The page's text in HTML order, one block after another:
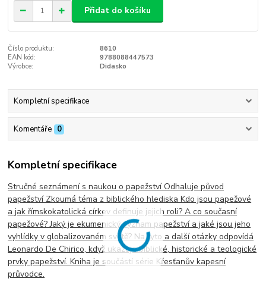
Přidat do košíku
Číslo produktu:
8610
EAN kód:
9788088447573
Výrobce:
Didasko
Kompletní specifikace
Komentáře 0
Kompletní specifikace
Stručné seznámení s naukou o papežství Odhaluje původ
papežství Zkoumá téma z biblického hlediska Kdo jsou papežové
a jak římskokatolická církev definuje jejich roli? A co současní
papežové? Jaký je ekumenický význam papežství a jaké jsou jeho
vyhlídky v globalizovaném světě? Na tyto a další otázky odpovídá
Leonardo De Chirico, když ukazuje biblické, historické a teologické
prvky papežství. Kniha je součástí série Křesťanův kapesní
průvodce.